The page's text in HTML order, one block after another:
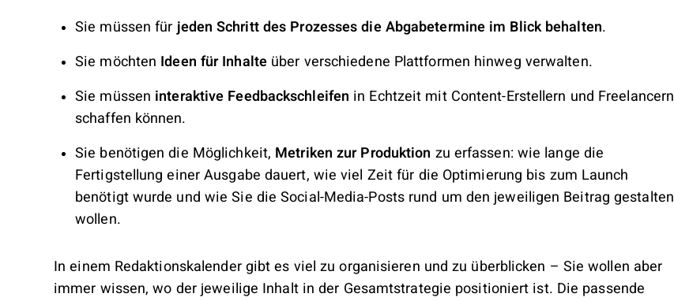
Sie müssen für jeden Schritt des Prozesses die Abgabetermine im Blick behalten.
Sie möchten Ideen für Inhalteüber verschiedene Plattformen hinweg verwalten.
Sie müssen interaktive Feedbackschleifen in Echtzeit mit Content-Erstellern und Freelancern
schaffen können.
Sie benötigen die Möglichkeit, Metriken zur Produktion zu erfassen: wie lange die
Fertigstellung einer Ausgabe dauert, wie viel Zeit für die Optimierung bis zum Launch
benötigt wurde und wie Sie die Social-Media-Posts rund um den jeweiligen Beitrag gestalten
wollen.
In einem Redaktionskalender gibt es viel zu organisieren und zu überblicken – Sie wollen aber
immer wissen, wo der jeweilige Inhalt in der Gesamtstrategie positioniert ist. Die passende